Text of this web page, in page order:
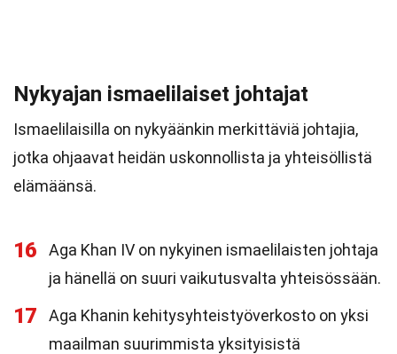
Nykyajan ismaelilaiset johtajat
Ismaelilaisilla on nykyäänkin merkittäviä johtajia,
jotka ohjaavat heidän uskonnollista ja yhteisöllistä
elämäänsä.
16
Aga Khan IV on nykyinen ismaelilaisten johtaja
ja hänellä on suuri vaikutusvalta yhteisössään.
17
Aga Khanin kehitysyhteistyöverkosto on yksi
maailman suurimmista yksityisistä